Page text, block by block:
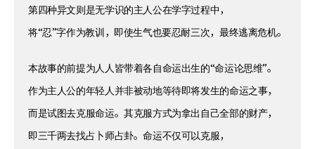
第四种异文则是无学识的主人公在学字过程中，
将“忍”字作为教训，即使生气也要忍耐三次，最终逃离危机。
本故事的前提为人人皆带着各自命运出生的“命运论思维”。
作为主人公的年轻人并非被动地等待即将发生的命运之事，
而是试图去克服命运。其克服方式为拿出自己全部的财产，
即三千两去找占卜师占卦。命运不仅可以克服，